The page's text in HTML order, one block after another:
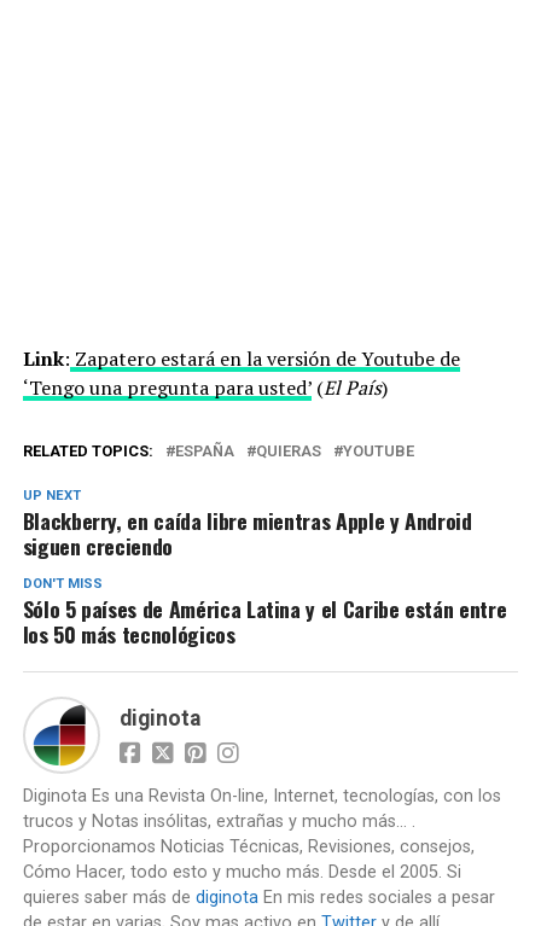
Link: Zapatero estará en la versión de Youtube de
‘Tengo una pregunta para usted’(El País)
RELATED TOPICS: ESPAÑA QUIERAS YOUTUBE
UP NEXT
Blackberry, en caída libre mientras Apple y Android
siguen creciendo
DON'T MISS
Sólo 5 países de América Latina y el Caribe están entre
los 50 más tecnológicos
diginota
Diginota Es una Revista On-line, Internet, tecnologías, con los
trucos y Notas insólitas, extrañas y mucho más... .
Proporcionamos Noticias Técnicas, Revisiones, consejos,
Cómo Hacer, todo esto y mucho más. Desde el 2005. Si
quieres saber más de diginotaEn mis redes sociales a pesar